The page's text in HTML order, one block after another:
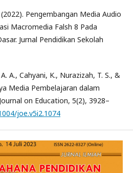
Pengembangan Media Audio
Macromedia Falsh 8 Pada
Jurnal Pendidikan Sekolah
A., Cahyani, K., Nurazizah, T. S., &
Media Pembelajaran dalam
on Education, 5(2), 3928–
joe.v5i2.1074